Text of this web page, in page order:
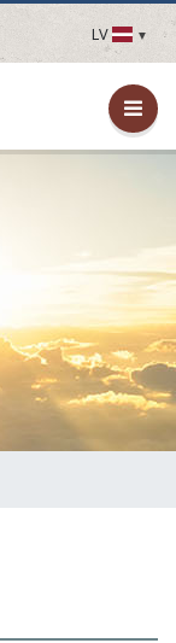
LV
LV
EN
DE
FR
FI